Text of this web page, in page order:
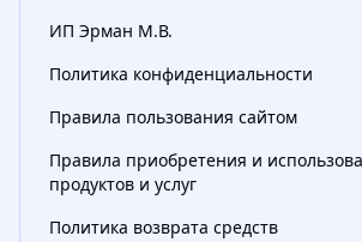
ИП Эрман М.В.
Политика конфиденциальности
Правила пользования сайтом
Правила приобретения и
продуктов и услуг
Политика возврата средств